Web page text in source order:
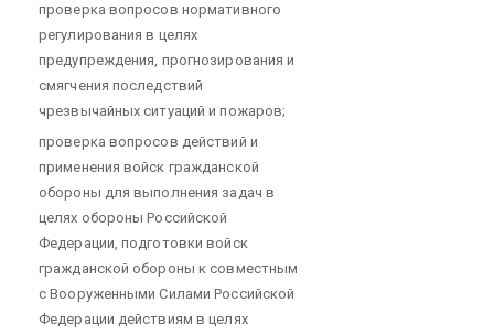
проверка вопросов нормативного
регулирования в целях
предупреждения, прогнозирования и
смягчения последствий
чрезвычайных ситуаций и пожаров;
проверка вопросов действий и
применения войск гражданской
обороны для выполнения задач в
целях обороны Российской
Федерации, подготовки войск
гражданской обороны к совместным
с Вооруженными Силами Российской
Федерации действиям в целях